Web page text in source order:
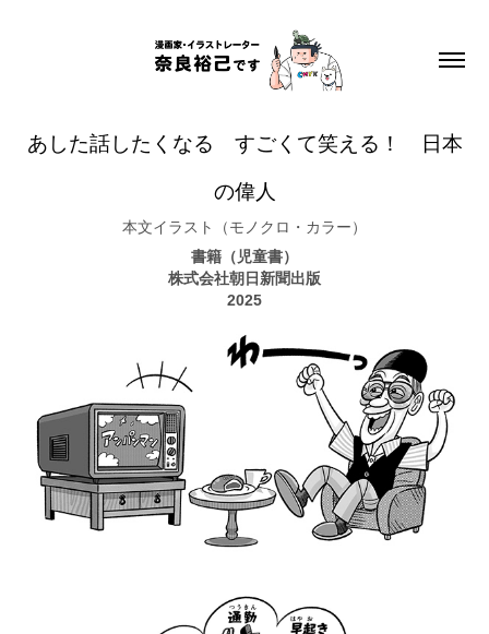
あした話したくなる　すごくて笑える！　日本
の偉人
本文イラスト（モノクロ・カラー）
書籍（児童書）
株式会社朝日新聞出版
2025